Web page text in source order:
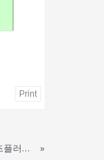
Print
셔틀버스 위치안내 앱서비스 “키즈버즈플러스”로 업그레이드
»